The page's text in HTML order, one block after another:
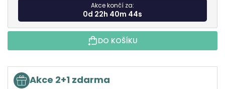
Akce končí za:
0d 22h 40m 43s
DO KOŠÍKU
Akce 2+1 zdarma